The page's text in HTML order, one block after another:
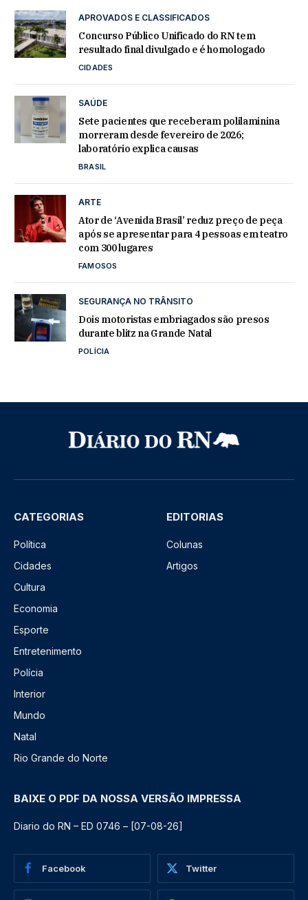
APROVADOS E CLASSIFICADOS
Concurso Público Unificado do RN tem
resultado final divulgado e é homologado
CIDADES
SAÚDE
Sete pacientes que receberam polilaminina
morreram desde fevereiro de 2026;
laboratório explica causas
BRASIL
ARTE
Ator de ‘Avenida Brasil’ reduz preço de peça
após se apresentar para 4 pessoas em teatro
com 300 lugares
FAMOSOS
SEGURANÇA NO TRÂNSITO
Dois motoristas embriagados são presos
durante blitz na Grande Natal
POLÍCIA
CATEGORIAS
Política
Cidades
Cultura
Economia
Esporte
Entretenimento
Polícia
Interior
Mundo
Natal
Rio Grande do Norte
EDITORIAS
Colunas
Artigos
BAIXE O PDF DA NOSSA VERSÃO IMPRESSA
Diario do RN – ED 0746 – [07-08-26]
Facebook Twitter